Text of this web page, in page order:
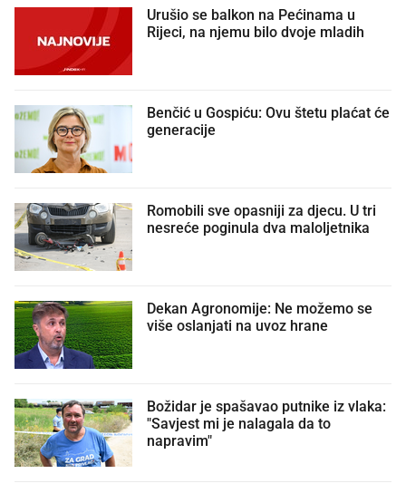
Urušio se balkon na Pećinama u
Rijeci, na njemu bilo dvoje mladih
Benčić u Gospiću: Ovu štetu plaćat će
generacije
Romobili sve opasniji za djecu. U tri
nesreće poginula dva maloljetnika
Dekan Agronomije: Ne možemo se
više oslanjati na uvoz hrane
Božidar je spašavao putnike iz vlaka:
"Savjest mi je nalagala da to
napravim"